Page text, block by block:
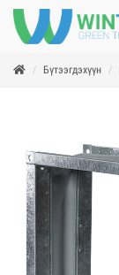
Бүтээгдэхүүн